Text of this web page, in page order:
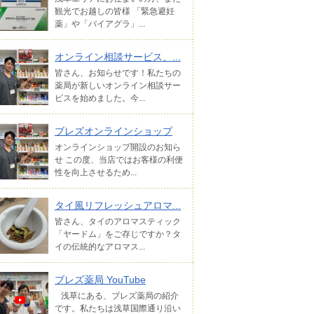
観光でお越しの皆様 「緊急避妊
薬」や「バイアグラ」...
オンライン相談サービス、...
皆さん、お知らせです！私たちの
薬局が新しいオンライン相談サー
ビスを始めました。今...
ブレズオンラインショップ
オンラインショップ開設のお知ら
せ この度、当店ではお客様の利便
性を向上させるため...
タイ風リフレッシュアロマ...
皆さん、タイのアロマスティック
「ヤードム」をご存じですか？タ
イの伝統的なアロマス...
ブレズ薬局 YouTube
浅草にある、ブレズ薬局の紹介
です。私たちは浅草国際通り沿い